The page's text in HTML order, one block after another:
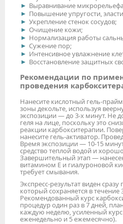
Выравнивание
Повышение упругости,
Укрепление стенок сосудов;
Очищение кожи;
Нормализация работы
Сужение пор;
Интенсивное увлажнение
Восстановление защитных
Рекомендации по
проведения
Нанесите кислотный гель-
зоны декольте, используя
экспозиции — до 3-х минут. Не
геля на лице, поскольку это
реакции карбокситерапии.
нанесите гель-активатор.
Время экспозиции — 10-15
средство теплой водой и
Завершительный этап —
витамином Е и гиалуроновой
требует смывания.
Экспресс-результат виден
который сохраняется в течение
Рекомендованный курс
процедур один раз в 7 дней,
каждую неделю, усиленный
еженедельно и 5 ежемесячно).